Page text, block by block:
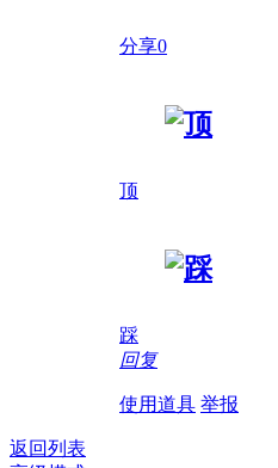
分享0
顶
踩
回复
使用道具 举报
返回列表